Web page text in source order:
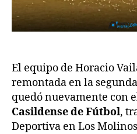
El equipo de Horacio
remontada en la
quedó nuevamente con
Casildense de Fútbol,
Deportiva en Los